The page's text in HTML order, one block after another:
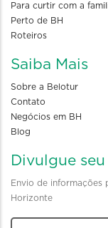
Para curtir com a
Perto de BH
Roteiros
Saiba Mais
Sobre a Belotur
Contato
Negócios em BH
Blog
Divulgue
Envio de informações
Horizonte